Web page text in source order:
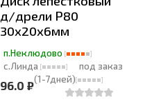
д/дрели Р80
30х20х6мм
п.Неклюдово
с.Линда
под заказ
(1-7дней)
96.0 ₽